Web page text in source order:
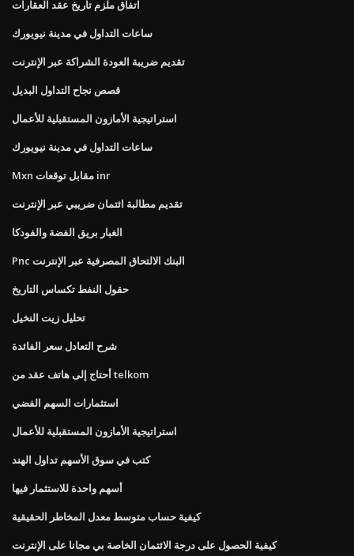
اتفاق ملزم تاريخ عقد العقارات
ساعات التداول في مدينة نيويورك
تقديم ضريبة العودة الشراكة عبر الإنترنت
قصص نجاح التداول البديل
استراتيجية الأمازون المستقبلية للأعمال
ساعات التداول في مدينة نيويورك
Mxn مقابل توقعات inr
تقديم مطالبة ائتمان ضريبي عبر الإنترنت
الغبار بريق الفضة والفودكا
Pnc البنك الالتحاق المصرفية عبر الإنترنت
حقول النفط تكساس التاريخ
تحليل زيت النخيل
شرح التعادل سعر الفائدة
أحتاج إلى هاتف عقد من telkom
استثمارات السهم الفضي
استراتيجية الأمازون المستقبلية للأعمال
كتب في سوق الأسهم تداول الهند
أسهم واحدة للاستثمار فيها
كيفية حساب متوسط ​​معدل المخاطر الحقيقية
كيفية الحصول على درجة الائتمان الخاصة بي مجانا على الإنترنت